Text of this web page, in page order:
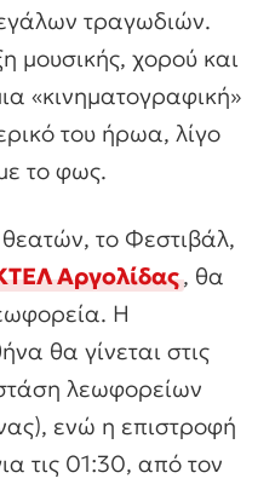
τραγωδιών.
χορού και
«κινηματογραφική»
του ήρωα, λίγο
το φως.
το Φεστιβάλ,
Αργολίδας, θα
Η
θα γίνεται στις
λεωφορείων
ενώ η επιστροφή
τις 01:30, από τον